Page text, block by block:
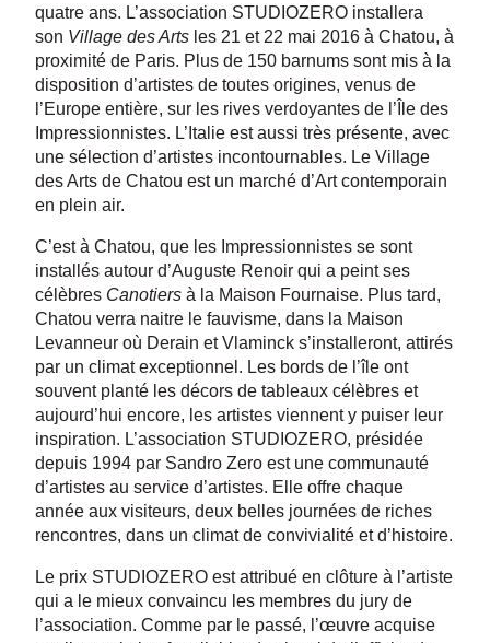
quatre ans. L’association STUDIOZERO installera
son Village des Arts les 21 et 22 mai 2016 à Chatou, à
proximité de Paris. Plus de 150 barnums sont mis à la
disposition d’artistes de toutes origines, venus de
l’Europe entière, sur les rives verdoyantes de l’Île des
Impressionnistes. L’Italie est aussi très présente, avec
une sélection d’artistes incontournables. Le Village
des Arts de Chatou est un marché d’Art contemporain
en plein air.
C’est à Chatou, que les Impressionnistes se sont
installés autour d’Auguste Renoir qui a peint ses
célèbres Canotiers à la Maison Fournaise. Plus tard,
Chatou verra naitre le fauvisme, dans la Maison
Levanneur où Derain et Vlaminck s’installeront, attirés
par un climat exceptionnel. Les bords de l’île ont
souvent planté les décors de tableaux célèbres et
aujourd’hui encore, les artistes viennent y puiser leur
inspiration. L’association STUDIOZERO, présidée
depuis 1994 par Sandro Zero est une communauté
d’artistes au service d’artistes. Elle offre chaque
année aux visiteurs, deux belles journées de riches
rencontres, dans un climat de convivialité et d’histoire.
Le prix STUDIOZERO est attribué en clôture à l’artiste
qui a le mieux convaincu les membres du jury de
l’association. Comme par le passé, l’œuvre acquise